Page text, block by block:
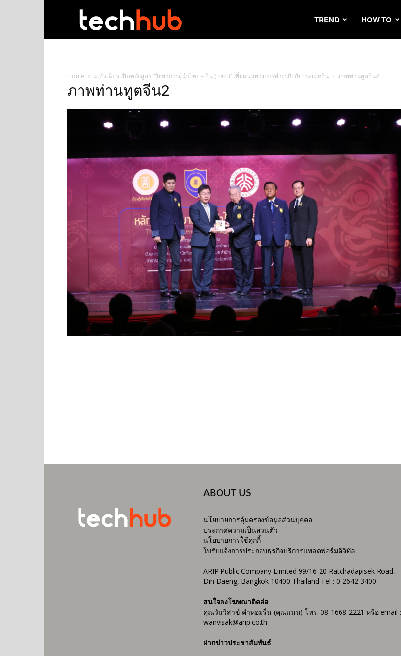
TREND HOW TO
Home ม.หัวเฉียว เปิดหลักสูตร “วิทยาการผู้นำไทย – จีน (วทจ.)” เพิ่มแนวทางการทำธุรกิจกับประเทศจีน ภาพท่านทูตจีน2
ภาพท่านทูตจีน2
ABOUT US
นโยบายการคุ้มครองข้อมูลส่วนบุคคล
ประกาศความเป็นส่วนตัว
นโยบายการใช้คุกกี้
ใบรับแจ้งการประกอบธุรกิจบริการแพลตฟอร์มดิจิทัล
ARIP Public Company Limited 99/16-20 Ratchadapisek Road,
Din Daeng, Bangkok 10400 Thailand Tel : 0-2642-3400
สนใจลงโฆษณาติดต่อ
คุณวันวิสาข์ คำหอมรื่น (คุณแนน) โทร. 08-1668-2221 หรือ email :
wanvisak@arip.co.th
ฝากข่าวประชาสัมพันธ์